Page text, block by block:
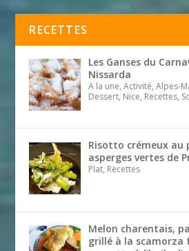
RECETTES
Les Ganses du
Nissarda
A la une, Activité, Alpes-
Dessert, Nice, Recettes,
Risotto crémeux au
asperges vertes de
Plat, Recettes
Melon charentais,
grillé à la scamorza